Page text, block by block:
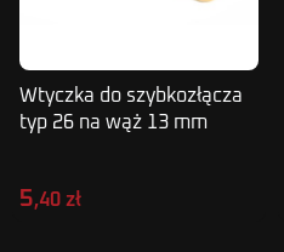
Wtyczka do szybkozłącza
typ 26 na wąż 13 mm
5,40 zł